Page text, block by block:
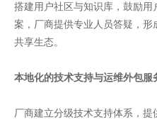
搭建用户社区与知识库，鼓励
案，厂商提供专业人员答疑，形
共享生态。
本地化的技术支持与运维外包服
厂商建立分级技术支持体系，